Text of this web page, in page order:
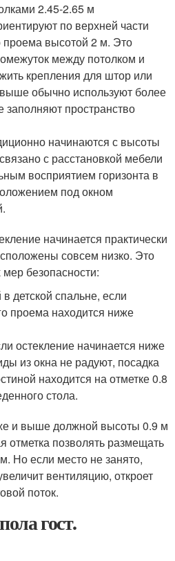
2.45-2.65 м
по верхней части
проема высотой 2 м. Это
между потолком и
крепления для штор или
обычно используют более
заполняют пространство
начинаются с высоты
с расстановкой мебели
восприятием горизонта в
под окном
начинается практически
совсем низко. Это
безопасности:
детской спальне, если
проема находится ниже
остекление начинается ниже
из окна не радуют, посадка
находится на отметке 0.8
стола.
и выше должной высоты 0.9 м
отметка позволять размещать
Но если место не занято,
вентиляцию, откроет
поток.
гост.